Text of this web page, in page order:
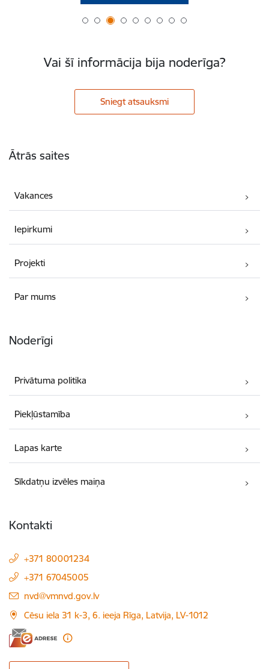
Vai šī informācija bija noderīga?
Sniegt atsauksmi
Ātrās saites
Vakances
Iepirkumi
Projekti
Par mums
Noderīgi
Privātuma politika
Piekļūstamība
Lapas karte
Sīkdatņu izvēles maiņa
Kontakti
+371 80001234
+371 67045005
E-pasts:
nvd@vmnvd.gov.lv
Cēsu iela 31 k-3, 6. ieeja Rīga, Latvija, LV-1012